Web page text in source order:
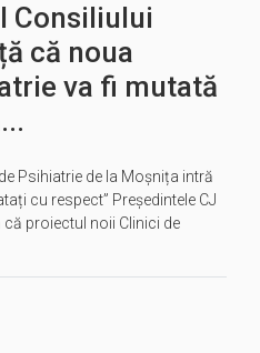
Consiliului
că noua
va fi mutată
Psihiatrie de la Moșnița intră
cu respect” Președintele CJ
proiectul noii Clinici de